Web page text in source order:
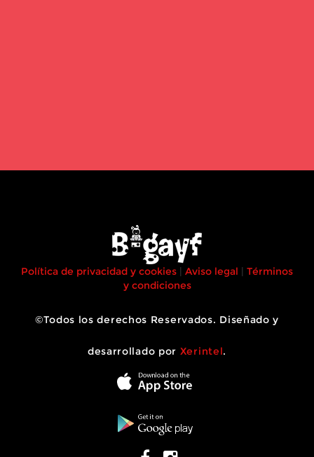
Política de privacidad y cookies Aviso legal
Términos
y condiciones
©Todos los derechos Reservados. Diseñado y
desarrollado por Xerintel.